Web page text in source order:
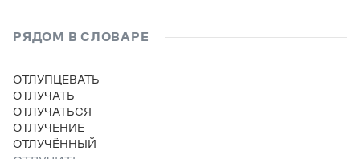
РЯДОМ В СЛОВАРЕ
ОТЛУПЦЕВАТЬ
ОТЛУЧАТЬ
ОТЛУЧАТЬСЯ
ОТЛУЧЕНИЕ
ОТЛУЧЁННЫЙ